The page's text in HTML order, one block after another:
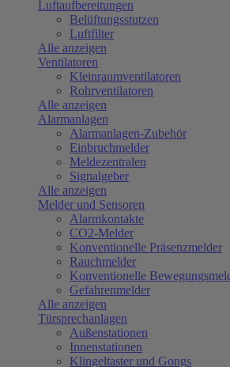
Luftaufbereitungen
Belüftungsstutzen
Luftfilter
Alle anzeigen
Ventilatoren
Kleinraumventilatoren
Rohrventilatoren
Alle anzeigen
Alarmanlagen
Alarmanlagen-Zubehör
Einbruchmelder
Meldezentralen
Signalgeber
Alle anzeigen
Melder und Sensoren
Alarmkontakte
CO2-Melder
Konventionelle Präsenzmelder
Rauchmelder
Konventionelle
Gefahrenmelder
Alle anzeigen
Türsprechanlagen
Außenstationen
Innenstationen
Klingeltaster und Gongs